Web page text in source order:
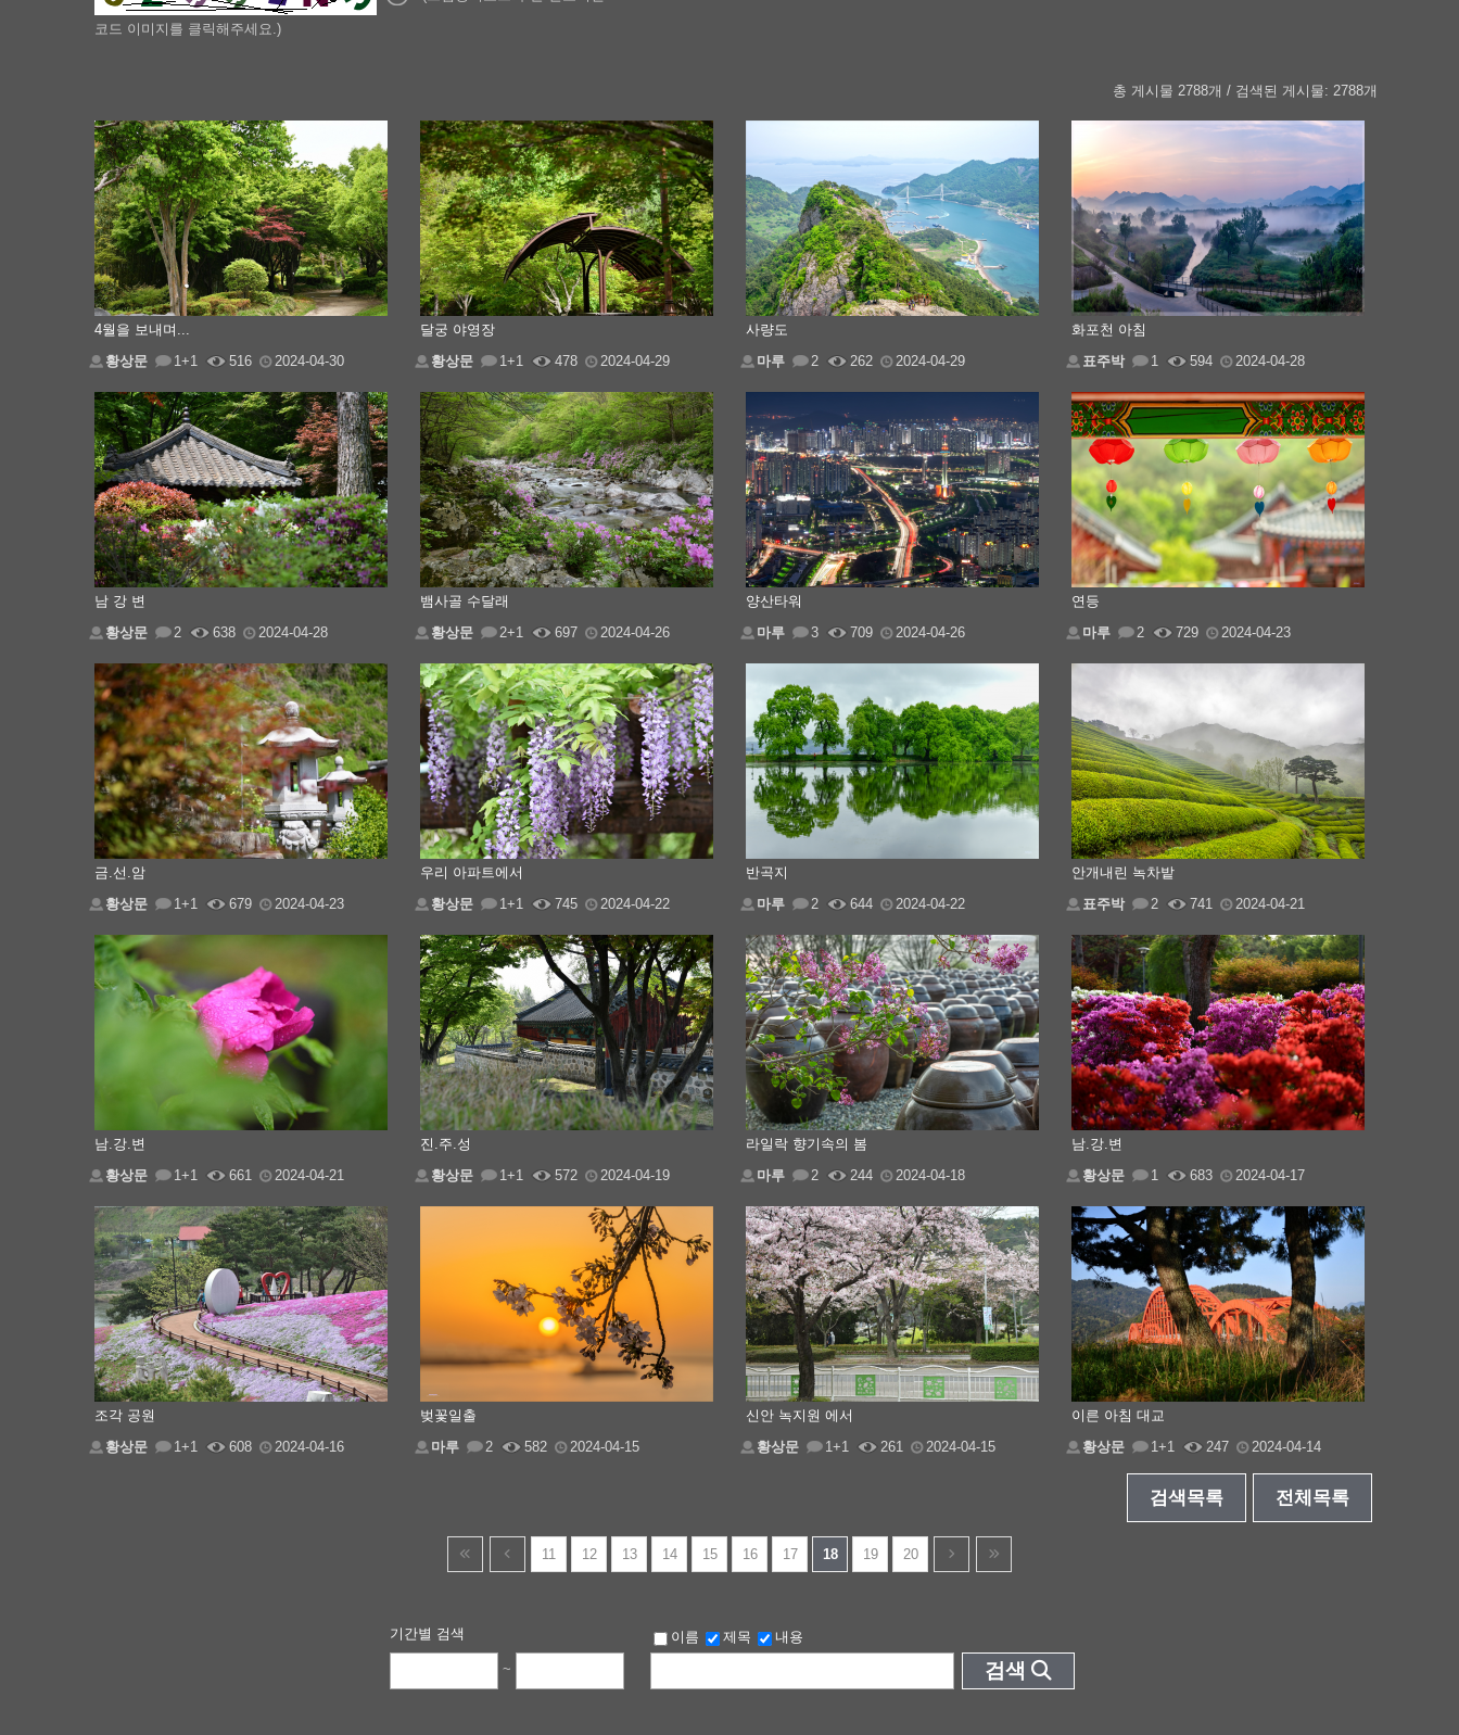
코드 이미지를 클릭해주세요.)
총 게시물 2788개 / 검색된 게시물: 2788개
4월을 보내며...
황상문
1+1 516 2024-04-30
달궁 야영장
황상문
1+1 478 2024-04-29
사량도
마루
2 262 2024-04-29
화포천 아침
표주박
1 594 2024-04-28
남 강 변
황상문
2 638 2024-04-28
뱀사골 수달래
황상문
2+1 697 2024-04-26
양산타워
마루
3 709 2024-04-26
연등
마루
2 729 2024-04-23
금.선.암
황상문
1+1 679 2024-04-23
우리 아파트에서
황상문
1+1 745 2024-04-22
반곡지
마루
2 644 2024-04-22
안개내린 녹차밭
표주박
2 741 2024-04-21
남.강.변
황상문
1+1 661 2024-04-21
진.주.성
황상문
1+1 572 2024-04-19
라일락 향기속의 봄
마루
2 244 2024-04-18
남.강.변
황상문
1 683 2024-04-17
조각 공원
황상문
1+1 608 2024-04-16
벚꽃일출
마루
2 582 2024-04-15
신안 녹지원 에서
황상문
1+1 261 2024-04-15
이른 아침 대교
황상문
1+1 247 2024-04-14
검색목록 전체목록
11 12 13 14 15 16 17 18 19 20
기간별 검색
~
이름 제목 내용
검색